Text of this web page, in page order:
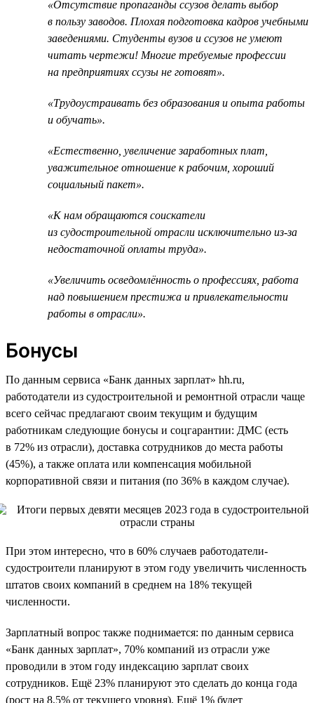
«Отсутствие пропаганды ссузов делать выбор
в пользу заводов. Плохая подготовка кадров учебными
заведениями. Студенты вузов и ссузов не умеют
читать чертежи! Многие требуемые профессии
на предприятиях ссузы не готовят».
«Трудоустраивать без образования и опыта работы
и обучать».
«Естественно, увеличение заработных плат,
уважительное отношение к рабочим, хороший
социальный пакет».
«К нам обращаются соискатели
из судостроительной отрасли исключительно из-за
недостаточной оплаты труда».
«Увеличить осведомлённость о профессиях, работа
над повышением престижа и привлекательности
работы в отрасли».
Бонусы
По данным сервиса «Банк данных зарплат» hh.ru,
работодатели из судостроительной и ремонтной отрасли чаще
всего сейчас предлагают своим текущим и будущим
работникам следующие бонусы и соцгарантии: ДМС (есть
в 72% из отрасли), доставка сотрудников до места работы
(45%), а также оплата или компенсация мобильной
корпоративной связи и питания (по 36% в каждом случае).
При этом интересно, что в 60% случаев работодатели-
судостроители планируют в этом году увеличить численность
штатов своих компаний в среднем на 18% текущей
численности.
Зарплатный вопрос также поднимается: по данным сервиса
«Банк данных зарплат», 70% компаний из отрасли уже
проводили в этом году индексацию зарплат своих
сотрудников. Ещё 23% планируют это сделать до конца года
(рост на 8,5% от текущего уровня). Ещё 1% будет